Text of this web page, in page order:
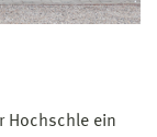
Hochschle ein